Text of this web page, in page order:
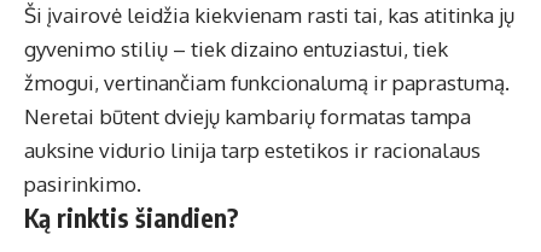
Ši įvairovė leidžia kiekvienam rasti tai, kas atitinka jų
gyvenimo stilių – tiek dizaino entuziastui, tiek
žmogui, vertinančiam funkcionalumą ir paprastumą.
Neretai būtent dviejų kambarių formatas tampa
auksine vidurio linija tarp estetikos ir racionalaus
pasirinkimo.
Ką rinktis šiandien?